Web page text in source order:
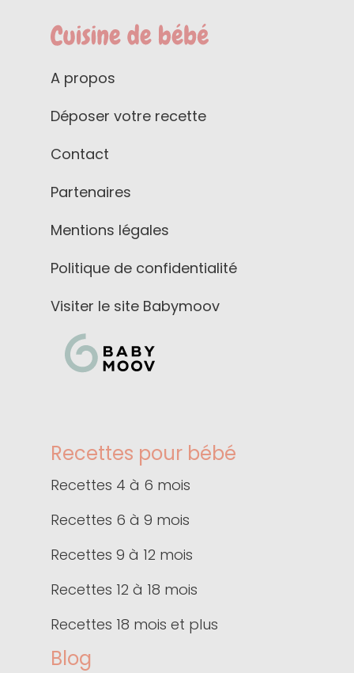
A propos
Déposer votre recette
Contact
Partenaires
Mentions légales
Politique de confidentialité
Visiter le site Babymoov
Recettes pour bébé
Recettes 4 à 6 mois
Recettes 6 à 9 mois
Recettes 9 à 12 mois
Recettes 12 à 18 mois
Recettes 18 mois et plus
Blog